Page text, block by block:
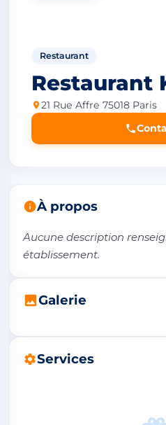
Restaurant
Restaurant
21 Rue Affre 75018 Paris
À propos
Aucune description
établissement.
Galerie
Services